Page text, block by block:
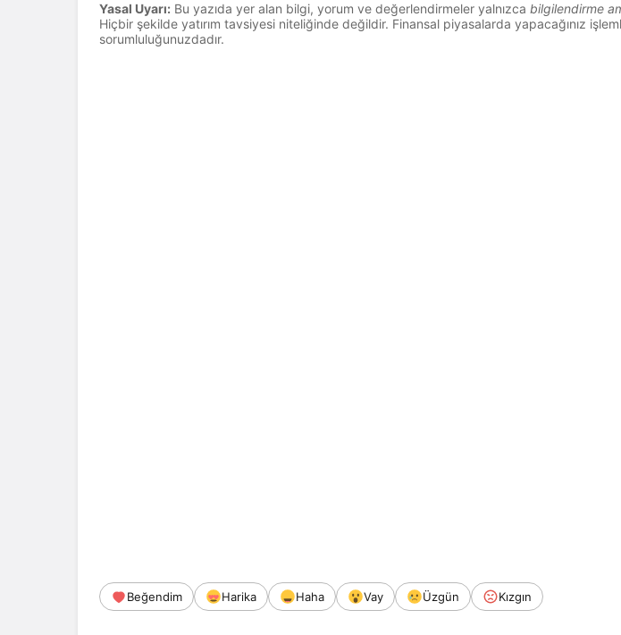
Yasal Uyarı: Bu yazıda yer alan bilgi, yorum ve değerlendirmeler yalnızca bilgilendirme
Hiçbir şekilde yatırım tavsiyesi niteliğinde değildir. Finansal piyasalarda yapacağınız
sorumluluğunuzdadır.
Beğendim Harika Haha Vay Üzgün Kızgın